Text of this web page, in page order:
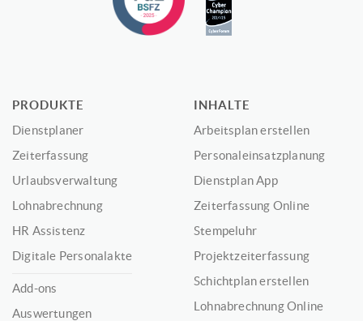
PRODUKTE
Dienstplaner
Zeiterfassung
Urlaubsverwaltung
Lohnabrechnung
HR Assistenz
Digitale Personalakte
Add-ons
Auswertungen
INHALTE
Arbeitsplan erstellen
Personaleinsatzplanung
Dienstplan App
Zeiterfassung Online
Stempeluhr
Projektzeiterfassung
Schichtplan erstellen
Lohnabrechnung Online